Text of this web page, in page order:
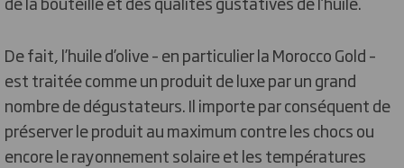
De fait, l’huile d’olive – en particulier la Morocco Gold –
est traitée comme un produit de luxe par un grand
nombre de dégustateurs. Il importe par conséquent de
préserver le produit au maximum contre les chocs ou
encore le rayonnement solaire et les températures